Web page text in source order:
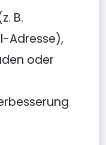
B.
Adresse),
oder